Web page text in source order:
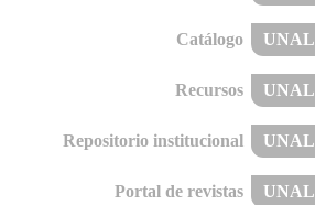
Catálogo UNAL
Recursos UNAL
Repositorio institucional UNAL
Portal de revistas UNAL